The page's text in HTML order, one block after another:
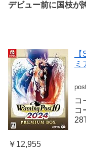
デビュー前に国枝が
ミ
コ
コ
￥12,955